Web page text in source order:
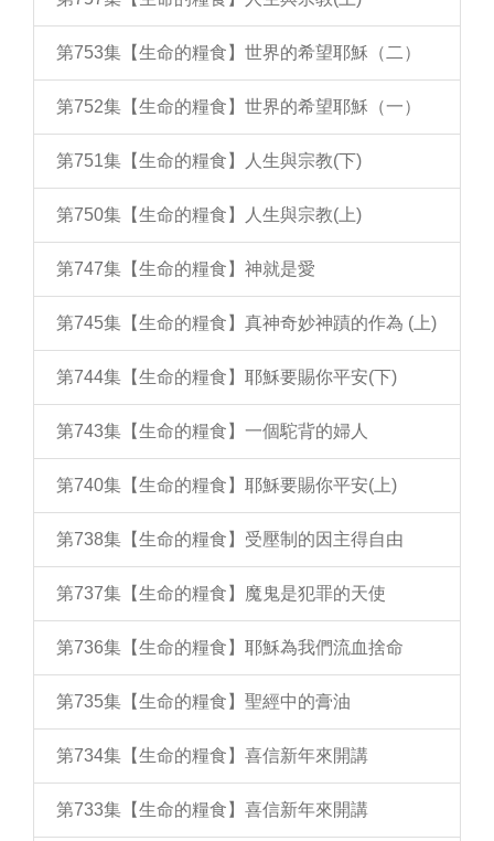
第753集【生命的糧食】世界的希望耶穌（二）
第752集【生命的糧食】世界的希望耶穌（一）
第751集【生命的糧食】人生與宗教(下)
第750集【生命的糧食】人生與宗教(上)
第747集【生命的糧食】神就是愛
第745集【生命的糧食】真神奇妙神蹟的作為 (上)
第744集【生命的糧食】耶穌要賜你平安(下)
第743集【生命的糧食】一個駝背的婦人
第740集【生命的糧食】耶穌要賜你平安(上)
第738集【生命的糧食】受壓制的因主得自由
第737集【生命的糧食】魔鬼是犯罪的天使
第736集【生命的糧食】耶穌為我們流血捨命
第735集【生命的糧食】聖經中的膏油
第734集【生命的糧食】喜信新年來開講
第733集【生命的糧食】喜信新年來開講